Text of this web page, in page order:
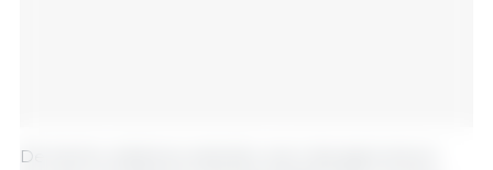
De hecho, estamos viviendo una crisis agrícola en